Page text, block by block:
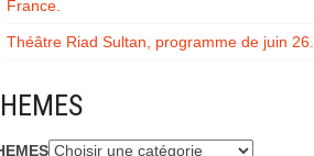
France.
Théâtre Riad Sultan, programme de juin 26.